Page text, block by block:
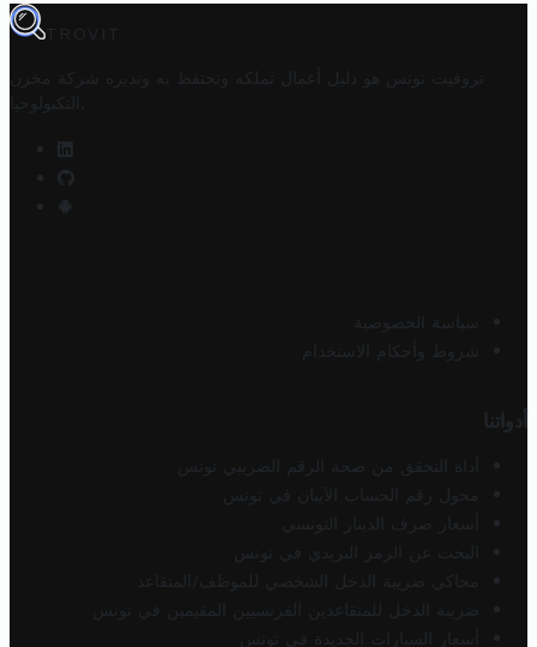
TROVIT
تروفيت تونس هو دليل أعمال تملكه وتحتفظ به وتديره
شركة مخزن
التكنولوجيا
سياسة الخصوصية
شروط وأحكام الاستخدام
أدواتنا
أداة التحقق من صحة الرقم الضريبي تونس
محول رقم الحساب الآيبان في تونس
أسعار صرف الدينار التونسي
البحث عن الرمز البريدي في تونس
محاكي ضريبة الدخل الشخصي للموظف/المتقاعد
ضريبة الدخل للمتقاعدين الفرنسيين المقيمين في تونس
أسعار السيارات الجديدة في تونس